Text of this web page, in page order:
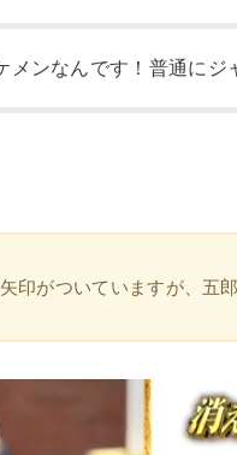
メンなんです！普通にジ
印がついていますが、五